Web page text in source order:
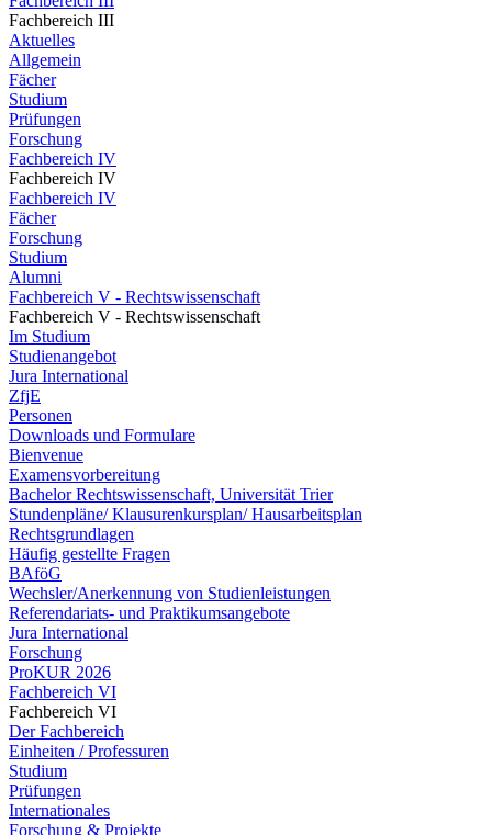
Fachbereich III
Aktuelles
Allgemein
Fächer
Studium
Prüfungen
Forschung
Fachbereich IV
Fachbereich IV
Fachbereich IV
Fächer
Forschung
Studium
Alumni
Fachbereich V - Rechtswissenschaft
Fachbereich V - Rechtswissenschaft
Im Studium
Studienangebot
Jura International
ZfjE
Personen
Downloads und Formulare
Bienvenue
Examensvorbereitung
Bachelor Rechtswissenschaft, Universität Trier
Stundenpläne/ Klausurenkursplan/ Hausarbeitsplan
Rechtsgrundlagen
Häufig gestellte Fragen
BAföG
Wechsler/Anerkennung von Studienleistungen
Referendariats- und Praktikumsangebote
Jura International
Forschung
ProKUR 2026
Fachbereich VI
Fachbereich VI
Der Fachbereich
Einheiten / Professuren
Studium
Prüfungen
Internationales
Forschung & Projekte